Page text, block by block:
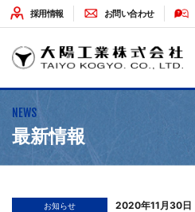
採用情報 お問い合わせ
企業情報
NEWS
最新情報
お知らせ 2020年11月30日